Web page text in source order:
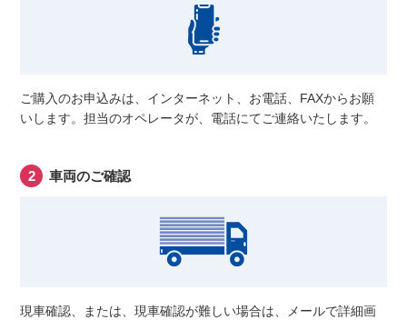
ご購入のお申込みは、インターネット、お電話、FAXからお願
いします。担当のオペレータが、電話にてご連絡いたします。
車両のご確認
現車確認、または、現車確認が難しい場合は、メールで詳細画